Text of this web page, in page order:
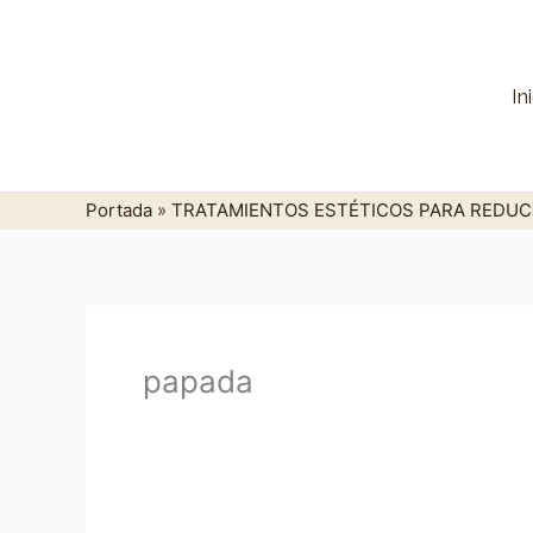
Portada » TRATAMIENTOS ESTÉTICOS PARA
papada